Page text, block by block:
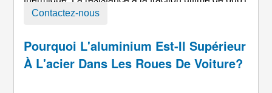
Le matériau des disques en aluminium est 205 MPa
55.2 MPa; le coefficient d'élasticité est 68.9 GPa; la
résistance ultime à la flexion est 228 MPa; la limite
d'élasticité en flexion ...
Contactez-nous
Pourquoi L'aluminium Est-Il Supérieur
À L'acier Dans Les Roues De Voiture?